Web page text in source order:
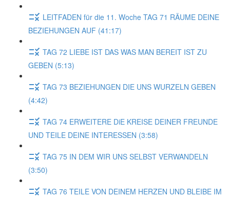
LEITFADEN für die 11. Woche TAG 71 RÄUME DEINE
BEZIEHUNGEN AUF (41:17)
TAG 72 LIEBE IST DAS WAS MAN BEREIT IST ZU
GEBEN (5:13)
TAG 73 BEZIEHUNGEN DIE UNS WURZELN GEBEN
(4:42)
TAG 74 ERWEITERE DiE KREISE DEINER FREUNDE
UND TEILE DEINE INTERESSEN (3:58)
TAG 75 IN DEM WIR UNS SELBST VERWANDELN
(3:50)
TAG 76 TEILE VON DEINEM HERZEN UND BLEIBE IM